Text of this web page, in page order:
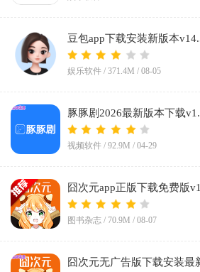
豆包app下载安装新版本
娱乐软件 / 371.4M / 08-05
豚豚剧2026最新版本下载
视频软件 / 92.9M / 04-29
囧次元app正版下载免费版
图书杂志 / 70.9M / 08-07
囧次元无广告版下载安装最